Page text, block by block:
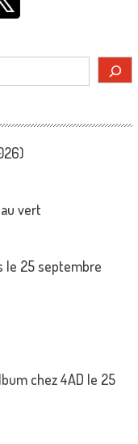
vert
le 25 septembre
chez 4AD le 25